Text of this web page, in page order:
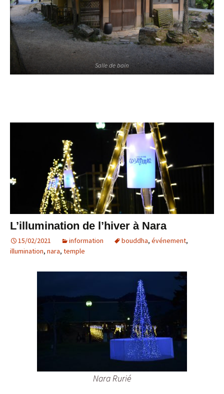
Salle de bain
L’illumination de l’hiver à Nara
15/02/2021 information bouddha, événement,
illumination, nara, temple
Nara Rurié